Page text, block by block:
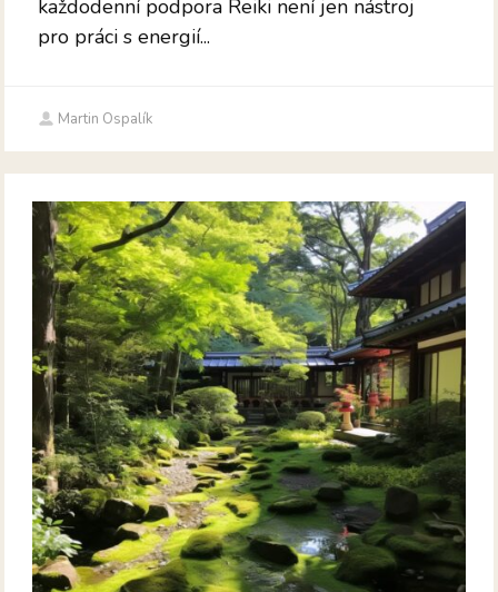
každodenní podpora Reiki není jen nástroj
pro práci s energií...
Martin Ospalík